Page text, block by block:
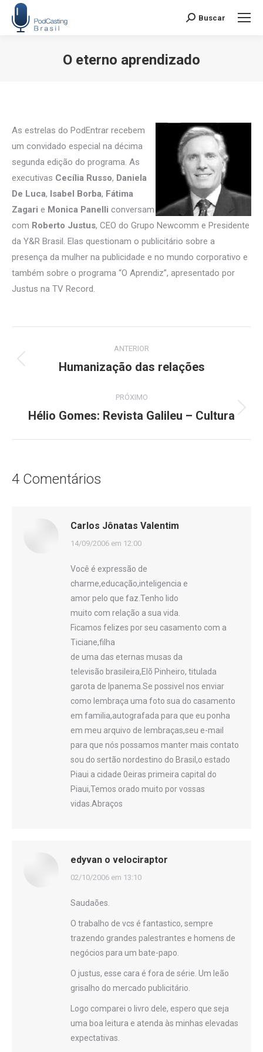
Search:
Buscar
O eterno aprendizado
As estrelas do PodEntrar recebem
um convidado especial na décima
segunda edição do programa. As
executivas Cecília Russo, Daniela
De Luca, Isabel Borba, Fátima
Zagari e Monica Panelli conversam
com Roberto Justus, CEO do Grupo Newcomm e Presidente
da Y&R Brasil. Elas questionam o publicitário sobre a
presença da mulher na publicidade e no mundo corporativo e
também sobre o programa “O Aprendiz”, apresentado por
Justus na TV Record.
de
ANTERIOR
Post
Humanização das relações
PRÓXIMO
Próximo
Hélio Gomes: Revista Galileu – Cultura
4 Comentários
Carlos Jônatas Valentim
disse:
14/09/2006 em 12:00
Você é expressão de
charme,educação,inteligencia e
amor pelo que faz.Tenho lido
muito com relação a sua vida.
Ficamos felizes por seu casamento com a
Ticiane,filha
de uma das eternas musas da
televisão brasileira,Elõ Pinheiro, titulada
garota de Ipanema.Se possivel nos enviar
como lembraça uma foto sua do casamento
em familia,autografada para que eu ponha
em meu arquivo de lembraças,seu e-mail
para que nós possamos manter mais contato
sou do sertão nordestino do Brasil,o estado
Piaui a cidade 0eiras primeira capital do
Piaui,Temos orado muito por vossas
vidas.Abraços
edyvan o velociraptor
disse:
02/10/2006 em 13:10
Saudaões.
O trabalho de vcs é fantastico, sempre
trazendo grandes palestrantes e homens de
negócios para um bate-papo.
O justus, esse cara é fora de série. Um leão
grisalho do mercado publicitário.
Logo comparei o livro dele, espero que seja
uma boa leitura e atenda às minhas elevadas
expectativas.